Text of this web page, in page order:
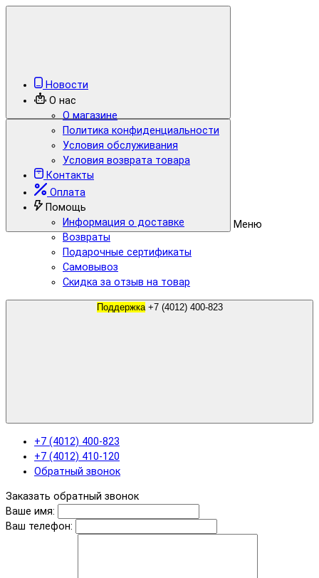
Меню
Новости
О нас
О магазине
Политика конфиденциальности
Условия обслуживания
Условия возврата товара
Контакты
Оплата
Помощь
Информация о доставке
Возвраты
Подарочные сертификаты
Самовывоз
Скидка за отзыв на товар
Поддержка +7 (4012) 400-823
+7 (4012) 400-823
+7 (4012) 410-120
Обратный звонок
Заказать обратный звонок
Ваше имя:
Ваш телефон: